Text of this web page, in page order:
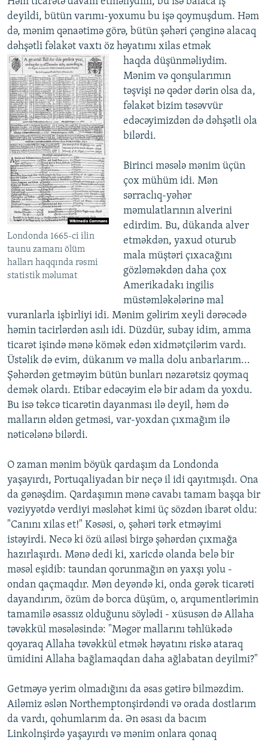
deyildi, bütün varımı-yoxumu bu işə qoymuşdum. Həm
də, mənim qənaətimə görə, bütün şəhəri çənginə alacaq
dəhşətli fəlakət vaxtı öz həyatımı xilas etmək
Londonda 1665-ci ilin
taunu zamanı ölüm
halları haqqında rəsmi
statistik məlumat
haqda düşünməliydim.
Mənim və qonşularımın
təşvişi nə qədər dərin olsa da,
fəlakət bizim təsəvvür
edəcəyimizdən də dəhşətli ola
bilərdi.
Birinci məsələ mənim üçün
çox mühüm idi. Mən
sərraclıq-yəhər
məmulatlarının alverini
edirdim. Bu, dükanda alver
etməkdən, yaxud oturub
mala müştəri çıxacağını
gözləməkdən daha çox
Amerikadakı ingilis
müstəmləkələrinə mal
vuranlarla işbirliyi idi. Mənim gəlirim xeyli dərəcədə
həmin tacirlərdən asılı idi. Düzdür, subay idim, amma
ticarət işində mənə kömək edən xidmətçilərim vardı.
Üstəlik də evim, dükanım və malla dolu anbarlarım...
Şəhərdən getməyim bütün bunları nəzarətsiz qoymaq
demək olardı. Etibar edəcəyim elə bir adam da yoxdu.
Bu isə təkcə ticarətin dayanması ilə deyil, həm də
malların əldən getməsi, var-yoxdan çıxmağım ilə
nəticələnə bilərdi.
O zaman mənim böyük qardaşım da Londonda
yaşayırdı, Portuqaliyadan bir neçə il idi qayıtmışdı. Ona
da gənəşdim. Qardaşımın mənə cavabı tamam başqa bir
vəziyyətdə verdiyi məsləhət kimi üç sözdən ibarət oldu:
"Canını xilas et!" Kəsəsi, o, şəhəri tərk etməyimi
istəyirdi. Necə ki özü ailəsi birgə şəhərdən çıxmağa
hazırlaşırdı. Mənə dedi ki, xaricdə olanda belə bir
məsəl eşidib: taundan qorunmağın ən yaxşı yolu -
ondan qaçmaqdır. Mən deyəndə ki, onda gərək ticarəti
dayandırım, özüm də borca düşüm, o, arqumentlərimin
tamamilə əsassız olduğunu söylədi - xüsusən də Allaha
təvəkkül məsələsində: "Məgər mallarını təhlükədə
qoyaraq Allaha təvəkkül etmək həyatını riskə ataraq
ümidini Allaha bağlamaqdan daha ağlabatan deyilmi?"
Getməyə yerim olmadığını da əsas gətirə bilməzdim.
Ailəmiz əslən Northemptonşirdəndi və orada dostlarım
da vardı, qohumlarım da. Ən əsası da bacım
Linkolnşirdə yaşayırdı və mənim onlara qonaq